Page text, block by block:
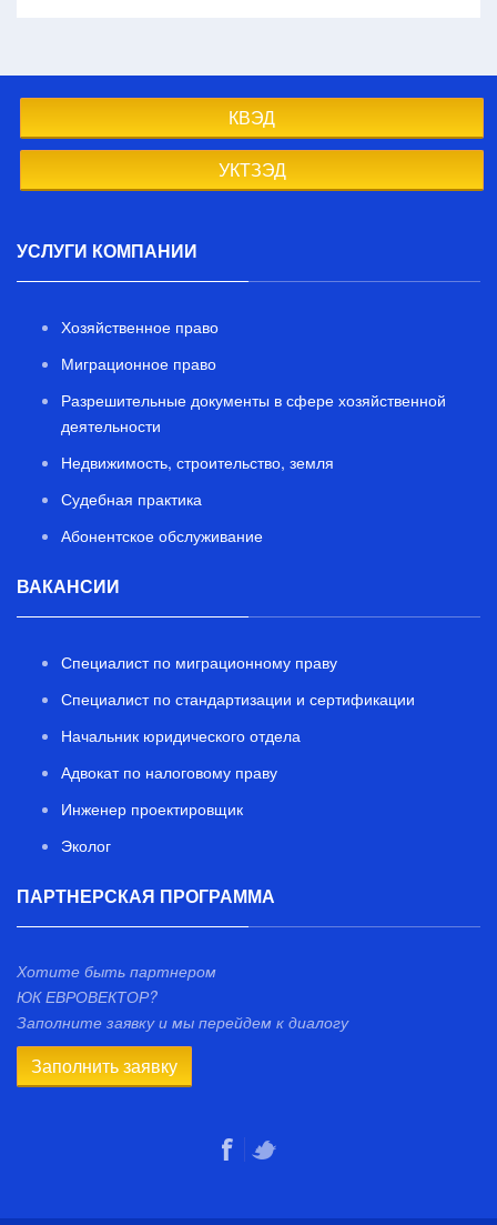
КВЭД
УКТЗЭД
УСЛУГИ КОМПАНИИ
Хозяйственное право
Миграционное право
Разрешительные документы в сфере хозяйственной
деятельности
Недвижимость, строительство, земля
Судебная практика
Абонентское обслуживание
ВАКАНСИИ
Специалист по миграционному праву
Специалист по стандартизации и сертификации
Начальник юридического отдела
Адвокат по налоговому праву
Инженер проектировщик
Эколог
ПАРТНЕРСКАЯ ПРОГРАММА
Хотите быть партнером
ЮК ЕВРОВЕКТОР?
Заполните заявку и мы перейдем к диалогу
Заполнить заявку